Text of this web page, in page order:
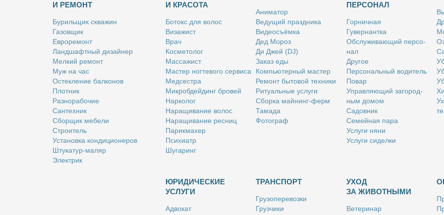
И РЕМОНТ
Бу­риль­щик сква­жин
Га­зов­щик
Ев­ро­ре­монт
Ланд­шафт­ный ди­зай­нер
Мел­кий ре­монт
Муж на час
Остек­ле­ние бал­ко­нов
Плот­ник
Раз­но­ра­бо­чие
Сан­тех­ник
Сбор­щик ме­бе­ли
Стро­и­тель
Уста­нов­ка кон­ди­ци­о­не­ров
Шту­ка­тур-ма­ляр
Элек­трик
И КРАСОТА
Бо­токс для во­лос
Ви­за­жист
Врач
Кос­ме­то­лог
Мас­са­жист
Ма­стер ног­те­во­го сер­ви­са
Мед­сест­ра
Мик­роб­дей­динг бро­вей
Нар­ко­лог
На­ра­щи­ва­ние во­лос
На­ра­щи­ва­ние рес­ниц
Па­рик­махер
Пси­хи­атр
Шу­га­ринг
Ани­ма­тор
Ве­ду­щий празд­ни­ка
Ви­део­съём­ка
Дед Мо­роз
Ди Джей (DJ)
За­каз еды
Ком­пью­тер­ный ма­стер
Ре­монт бы­то­вой тех­ни­ки
Ри­ту­аль­ные услу­ги
Сбор­ка май­нинг-ферм
Та­ма­да
Фо­то­граф
ПЕРСОНАЛ
Гор­нич­ная
Гу­вер­нант­ка
Об­слу­жи­ва­ю­щий пер­со­
нал
Дру­гое
Пер­со­наль­ный во­ди­тель
По­вар
Управ­ля­ю­щий за­го­род­
ным до­мом
Са­дов­ник
Се­мей­ная па­ра
Услу­ги ня­ни
Услу­ги си­дел­ки
ЮРИДИЧЕСКИЕ
УСЛУГИ
Адво­кат
ТРАНСПОРТ
Гру­зо­пе­ре­воз­ки
Груз­чи­ки
УХОД
ЗА ЖИВОТНЫМИ
Ве­те­ри­нар